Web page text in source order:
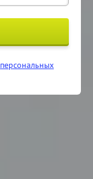
персональных